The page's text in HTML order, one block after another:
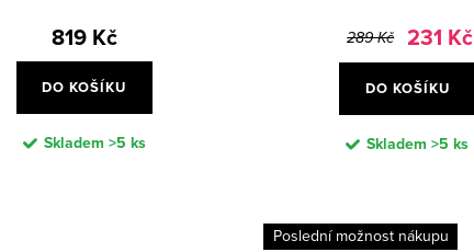
819 Kč
DO KOŠÍKU
Skladem >5 ks
289 Kč 231 Kč
DO KOŠÍKU
Skladem>5 ks
Poslední možnost nákupu